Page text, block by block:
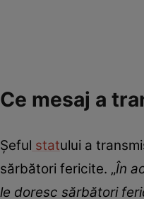
Ce mesaj a
Șeful statului a
sărbători fericite. „În
le doresc sărbători